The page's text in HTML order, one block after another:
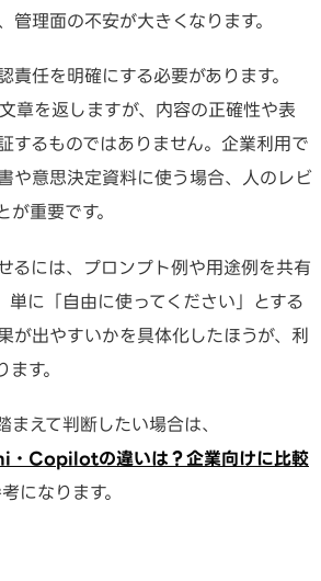
管理面の不安が大きくなります。
責任を明確にする必要があります。
章を返しますが、内容の正確性や表
するものではありません。企業利用で
や意思決定資料に使う場合、人のレビ
が重要です。
るには、プロンプト例や用途例を共有
単に「自由に使ってください」とする
が出やすいかを具体化したほうが、利
す。
まえて判断したい場合は、
Copilotの違いは？企業向けに比較
になります。